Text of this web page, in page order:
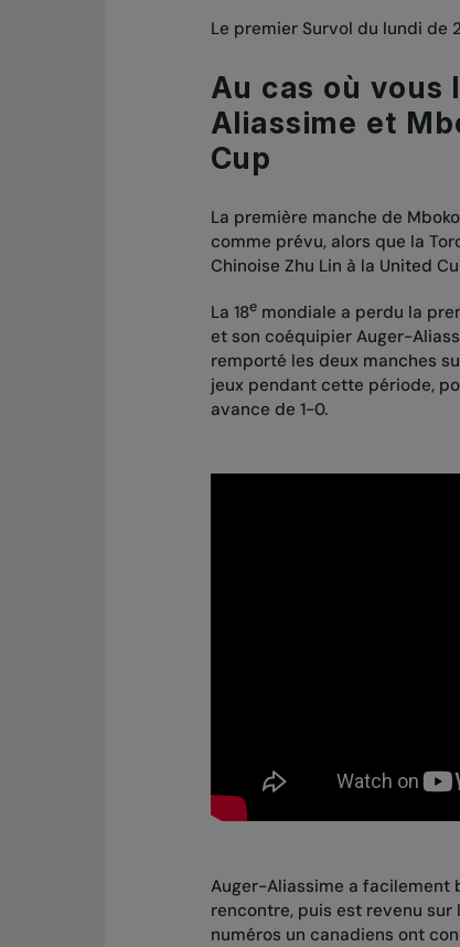
Le premier Survol du lundi de
Au cas où vous
Aliassime et
Cup
La première manche de
comme prévu, alors que la
Chinoise Zhu Lin à la United
La 18emondiale a perdu la
et son coéquipier Auger-
remporté les deux manches
jeux pendant cette période,
avance de 1-0.
Auger-Aliassime a facilement
rencontre, puis est revenu
numéros un canadiens ont